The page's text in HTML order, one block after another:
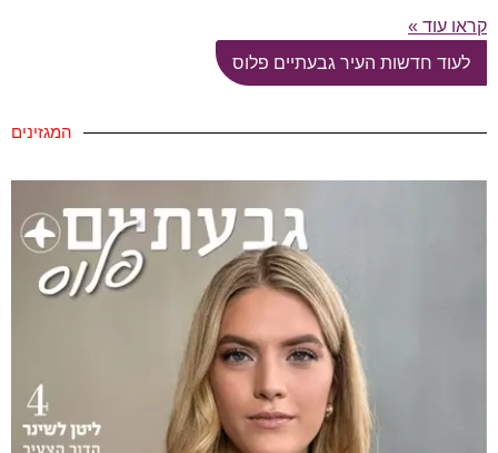
קראו עוד »
לעוד חדשות העיר גבעתיים פלוס
המגזינים